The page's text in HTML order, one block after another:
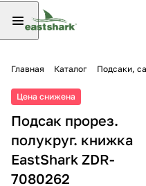
Главная Каталог Подсаки,
Цена снижена
Подсак прорез.
полукруг. книжка
EastShark ZDR-
7080262